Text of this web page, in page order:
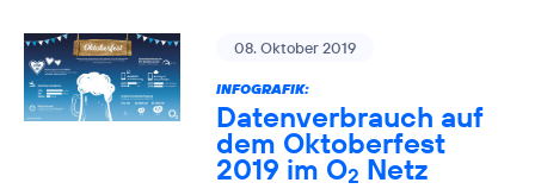
08. Oktober 2019
INFOGRAFIK:
Datenverbrauch auf
dem Oktoberfest
2019 im O2 Netz